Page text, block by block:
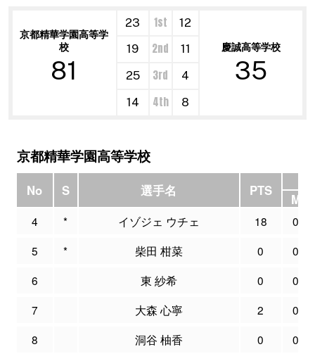
京都精華学園高等学
校
81
23 1st
12
慶誠高等学校
35
19 2nd
11
25
3rd
4
14
4th 8
京都精華学園高等学校
No S 選手名 PTS
M
4 * イゾジェ ウチェ 18
0
5
* 柴田 柑菜 0
0
6
東 紗希 0
0
7
大森 心寧 2
0
8
洞谷 柚香 0
0